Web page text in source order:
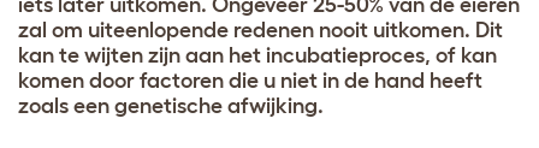
iets later uitkomen. Ongeveer 25-50% van de eieren
zal om uiteenlopende redenen nooit uitkomen. Dit
kan te wijten zijn aan het incubatieproces, of kan
komen door factoren die u niet in de hand heeft
zoals een genetische afwijking.